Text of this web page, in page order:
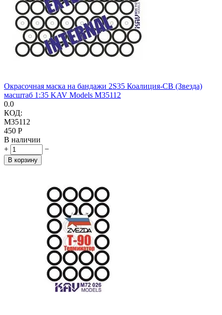
Окрасочная маска на бандажи 2S35 Коалиция-СВ (Звезда)
масштаб 1:35 KAV Models M35112
0.0
КОД:
M35112
‍450‍ Р
В наличии
+
−
В корзину